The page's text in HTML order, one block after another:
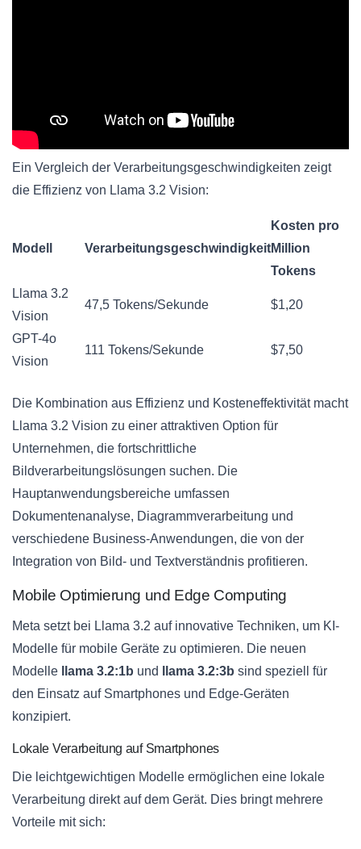
Ein Vergleich der Verarbeitungsgeschwindigkeiten zeigt
die Effizienz von Llama 3.2 Vision:
Modell Verarbeitungsgeschwindigkeit
Kosten pro
Million
Tokens
Llama 3.2
Vision
47,5 Tokens/Sekunde $1,20
GPT-4o
Vision
111 Tokens/Sekunde $7,50
Die Kombination aus Effizienz und Kosteneffektivität macht
Llama 3.2 Vision zu einer attraktiven Option für
Unternehmen, die fortschrittliche
Bildverarbeitungslösungen suchen. Die
Hauptanwendungsbereiche umfassen
Dokumentenanalyse, Diagrammverarbeitung und
verschiedene Business-Anwendungen, die von der
Integration von Bild- und Textverständnis profitieren.
Mobile Optimierung und Edge Computing
Meta setzt bei Llama 3.2 auf innovative Techniken, um KI-
Modelle für mobile Geräte zu optimieren. Die neuen
Modelle
llama 3.2:1b und llama 3.2:3b sind speziell für
den Einsatz auf Smartphones und Edge-Geräten
konzipiert.
Lokale Verarbeitung auf Smartphones
Die leichtgewichtigen Modelle ermöglichen eine lokale
Verarbeitung direkt auf dem Gerät. Dies bringt mehrere
Vorteile mit sich: